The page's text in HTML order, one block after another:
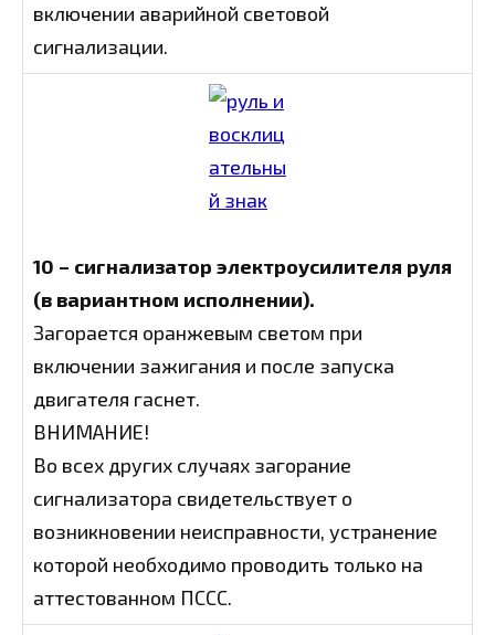
включении аварийной световой
сигнализации.
10 – сигнализатор электроусилителя руля
(в вариантном исполнении).
Загорается оранжевым светом при
включении зажигания и после запуска
двигателя гаснет.
ВНИМАНИЕ!
Во всех других случаях загорание
сигнализатора свидетельствует о
возникновении неисправности, устранение
которой необходимо проводить только на
аттестованном ПССС.